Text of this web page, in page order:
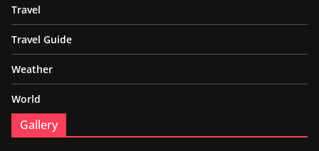
Travel
Travel Guide
Weather
World
Gallery